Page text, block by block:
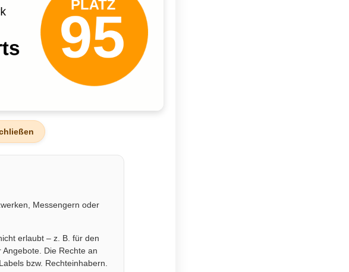
Messengern oder
erlaubt – z. B. für den
Die Rechte an
bzw. Rechteinhabern.